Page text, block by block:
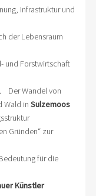
Infrastruktur und
der Lebensraum
und Forstwirtschaft
Der Wandel von
Wald in Sulzemoos
Gründen“ zur
für die
Künstler